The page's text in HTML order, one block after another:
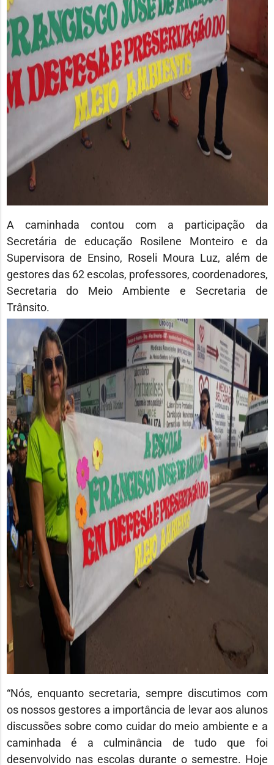
A caminhada contou com a participação da
Secretária de educação Rosilene Monteiro e da
Supervisora de Ensino, Roseli Moura Luz, além de
gestores das 62 escolas, professores, coordenadores,
Secretaria do Meio Ambiente e Secretaria de
Trânsito.
“Nós, enquanto secretaria, sempre discutimos com
os nossos gestores a importância de levar aos alunos
discussões sobre como cuidar do meio ambiente e a
caminhada é a culminância de tudo que foi
desenvolvido nas escolas durante o semestre. Hoje